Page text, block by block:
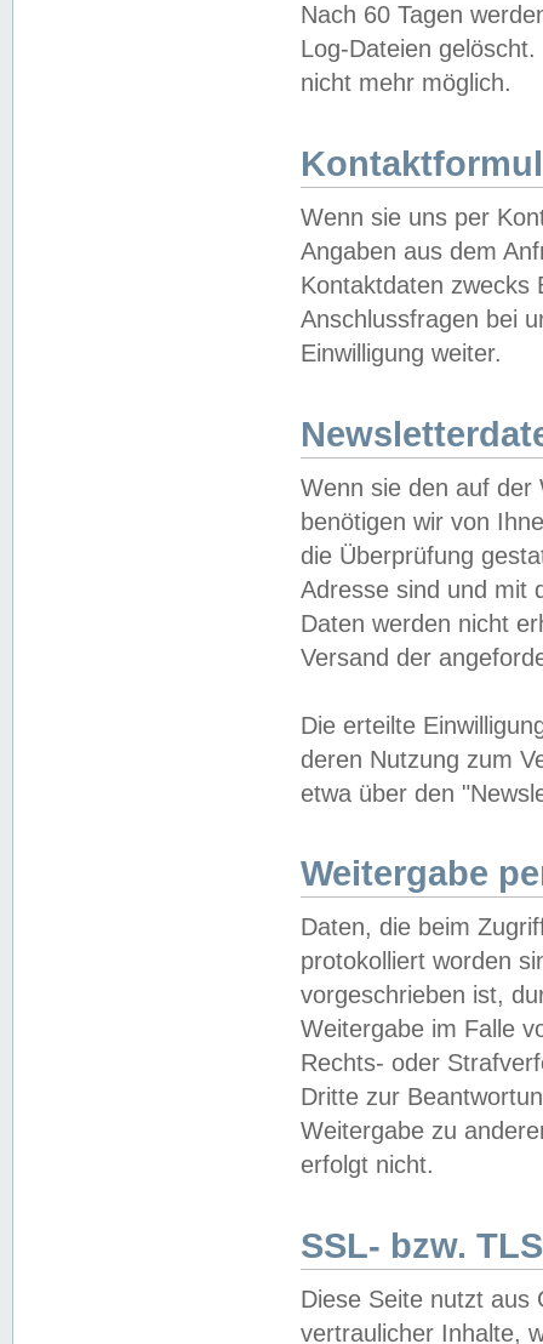
Nach 60 Tagen
Log-Dateien
nicht mehr möglich.
Wenn sie uns per
Angaben aus dem
Kontaktdaten zwecks
Anschlussfragen bei
Einwilligung weiter.
Wenn sie den auf der
benötigen wir von
die Überprüfung
Adresse sind und mit
Daten werden nicht
Versand der
Die erteilte
deren Nutzung zum
etwa über den
Weitergabe
Daten, die beim
protokolliert worden
vorgeschrieben ist,
Weitergabe im Falle
Rechts- oder
Dritte zur
Weitergabe zu
erfolgt nicht.
SSL- bzw.
Diese Seite nutzt aus
vertraulicher Inhalte,